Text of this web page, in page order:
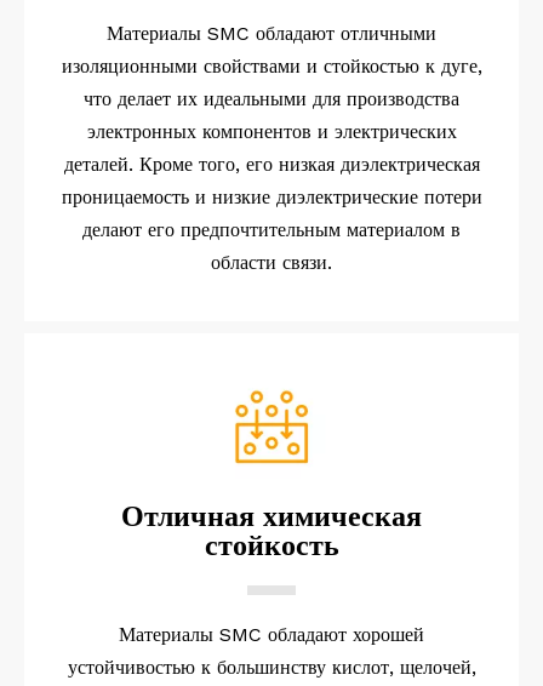
Материалы SMC обладают отличными
изоляционными свойствами и стойкостью к дуге,
что делает их идеальными для производства
электронных компонентов и электрических
деталей. Кроме того, его низкая диэлектрическая
проницаемость и низкие диэлектрические потери
делают его предпочтительным материалом в
области связи.
Отличная химическая
стойкость
Материалы SMC обладают хорошей
устойчивостью к большинству кислот, щелочей,